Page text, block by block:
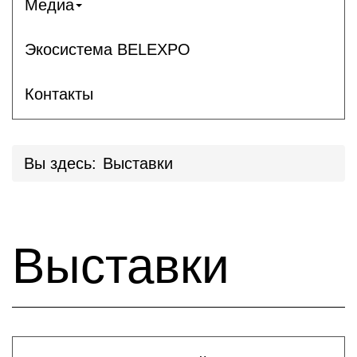
Медиа
Экосистема BELEXPO
Контакты
Вы здесь: Выставки
Выставки